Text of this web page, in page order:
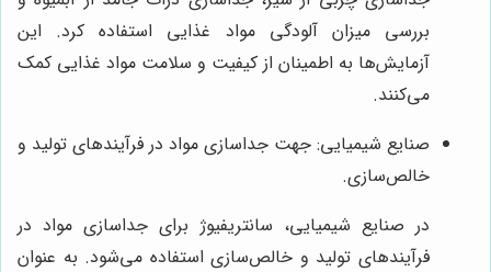
بررسی میزان آلودگی مواد غذایی استفاده کرد. این
آزمایش‌ها به اطمینان از کیفیت و سلامت مواد غذایی کمک
می‌کنند.
صنایع شیمیایی: جهت جداسازی مواد در فرآیندهای تولید و
خالص‌سازی.
در صنایع شیمیایی، سانتریفیوژ برای جداسازی مواد در
فرآیندهای تولید و خالص‌سازی استفاده می‌شود. به عنوان